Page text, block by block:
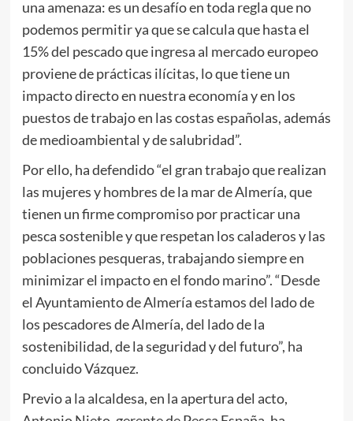
una amenaza: es un desafío en toda regla que no
podemos permitir ya que se calcula que hasta el
15% del pescado que ingresa al mercado europeo
proviene de prácticas ilícitas, lo que tiene un
impacto directo en nuestra economía y en los
puestos de trabajo en las costas españolas, además
de medioambiental y de salubridad”.
Por ello, ha defendido “el gran trabajo que realizan
las mujeres y hombres de la mar de Almería, que
tienen un firme compromiso por practicar una
pesca sostenible y que respetan los caladeros y las
poblaciones pesqueras, trabajando siempre en
minimizar el impacto en el fondo marino”. “Desde
el Ayuntamiento de Almería estamos del lado de
los pescadores de Almería, del lado de la
sostenibilidad, de la seguridad y del futuro”, ha
concluido Vázquez.
Previo a la alcaldesa, en la apertura del acto,